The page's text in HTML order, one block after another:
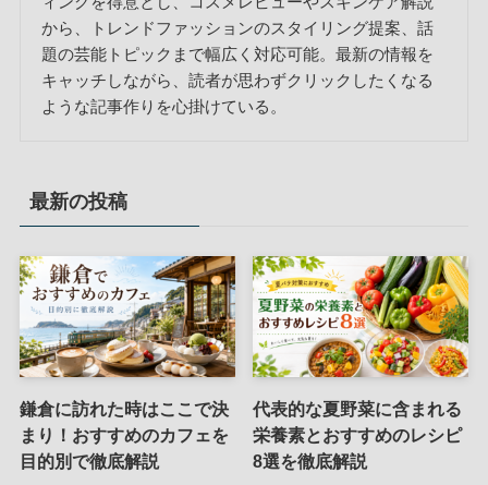
から、トレンドファッションのスタイリング提案、話
題の芸能トピックまで幅広く対応可能。最新の情報を
キャッチしながら、読者が思わずクリックしたくなる
ような記事作りを心掛けている。
最新の投稿
鎌倉に訪れた時はここで決
まり！おすすめのカフェを
目的別で徹底解説
代表的な夏野菜に含まれる
栄養素とおすすめのレシピ
8選を徹底解説